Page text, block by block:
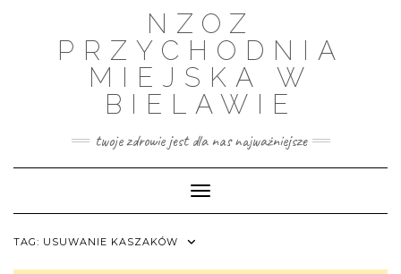
NZOZ
PRZYCHODNIA
MIEJSKA W
BIELAWIE
twoje zdrowie jest dla nas najważniejsze
Toggle Navigation
TAG: USUWANIE KASZAKÓW